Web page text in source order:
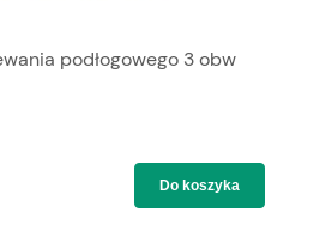
podłogowego 3 obw
Do koszyka